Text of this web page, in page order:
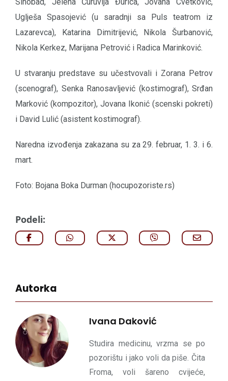
Uglješa Spasojević (u saradnji sa Puls teatrom iz
Lazarevca), Katarina Dimitrijević, Nikola Šurbanović,
Nikola Kerkez, Marijana Petrović i Radica Marinković.
U stvaranju predstave su učestvovali i Zorana Petrov
(scenograf), Senka Ranosavljević (kostimograf), Srđan
Marković (kompozitor), Jovana Ikonić (scenski pokreti)
i David Lulić (asistent kostimograf).
Naredna izvođenja zakazana su za 29. februar, 1. 3. i 6.
mart.
Foto: Bojana Boka Durman (hocupozoriste.rs)
Podeli:
Autorka
Ivana Daković
Studira medicinu, vrzma se po
pozorištu i jako voli da piše. Čita
Froma, voli šareno cvijeće,